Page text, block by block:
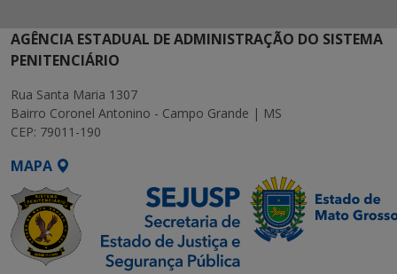
AGÊNCIA ESTADUAL DE ADMINISTRAÇÃO DO SISTEMA
PENITENCIÁRIO
Rua Santa Maria 1307
Bairro Coronel Antonino - Campo Grande | MS
CEP: 79011-190
MAPA